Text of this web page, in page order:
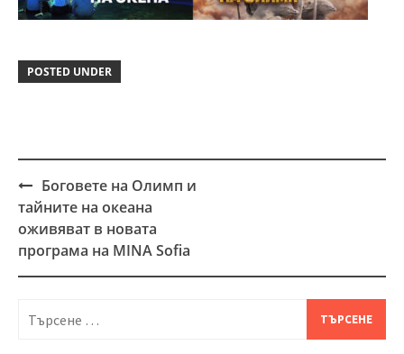
POSTED UNDER
Post
navigation
Боговете на Олимп и
тайните на океана
оживяват в новата
програма на MINA Sofia
за: